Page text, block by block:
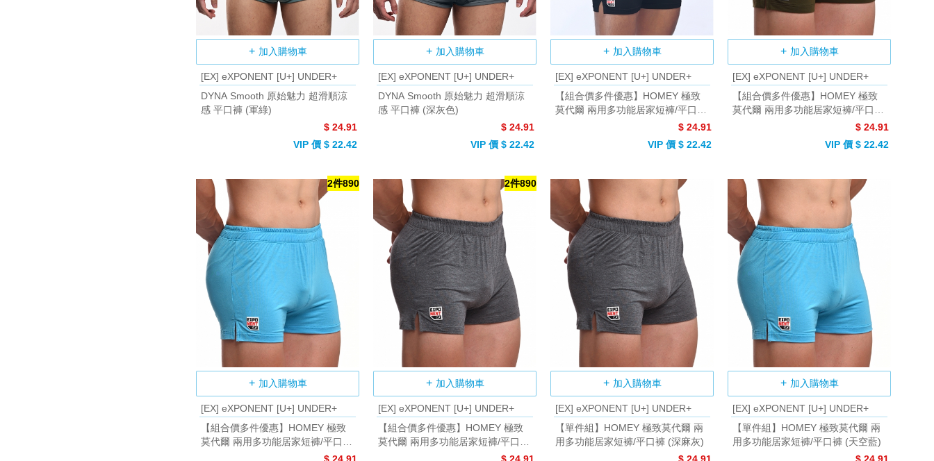
加入購物車
[EX] eXPONENT [U+] UNDER+
DYNA Smooth 原始魅力 超滑順涼
感 平口褲 (軍綠)
$ 24.91
VIP 價 $ 22.42
加入購物車
[EX] eXPONENT [U+] UNDER+
DYNA Smooth 原始魅力 超滑順涼
感 平口褲 (深灰色)
$ 24.91
VIP 價 $ 22.42
加入購物車
[EX] eXPONENT [U+] UNDER+
【組合價多件優惠】HOMEY 極致
莫代爾 兩用多功能居家短褲/平口褲
$ 24.91
VIP 價 $ 22.42
加入購物車
[EX] eXPONENT [U+] UNDER+
【組合價多件優惠】HOMEY 極致
莫代爾 兩用多功能居家短褲/平口褲
$ 24.91
VIP 價 $ 22.42
加入購物車
[EX] eXPONENT [U+] UNDER+
【組合價多件優惠】HOMEY 極致
莫代爾 兩用多功能居家短褲/平口褲
$ 24.91
2件890
加入購物車
[EX] eXPONENT [U+] UNDER+
【組合價多件優惠】HOMEY 極致
莫代爾 兩用多功能居家短褲/平口褲
$ 24.91
2件890
加入購物車
[EX] eXPONENT [U+] UNDER+
【單件組】HOMEY 極致莫代爾 兩
用多功能居家短褲/平口褲 (深麻灰)
$ 24.91
加入購物車
[EX] eXPONENT [U+] UNDER+
【單件組】HOMEY 極致莫代爾 兩
用多功能居家短褲/平口褲 (天空藍)
$ 24.91